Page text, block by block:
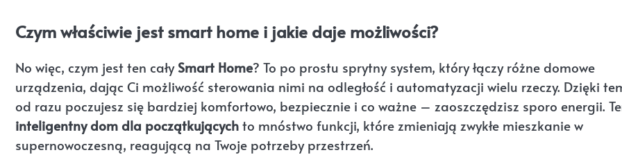
Czym właściwie jest smart home i jakie daje możliwości?
No więc, czym jest ten całySmart Home? To po prostu sprytny system, który łączy różne domowe
urządzenia, dając Ci możliwość sterowania nimi na odległość i automatyzacji wielu rzeczy. Dzięki
od razu poczujesz się bardziej komfortowo, bezpiecznie i co ważne – zaoszczędzisz sporo energii.
inteligentny dom dla początkującychto mnóstwo funkcji, które zmieniają zwykłe mieszkanie w
supernowoczesną, reagującą na Twoje potrzeby przestrzeń.